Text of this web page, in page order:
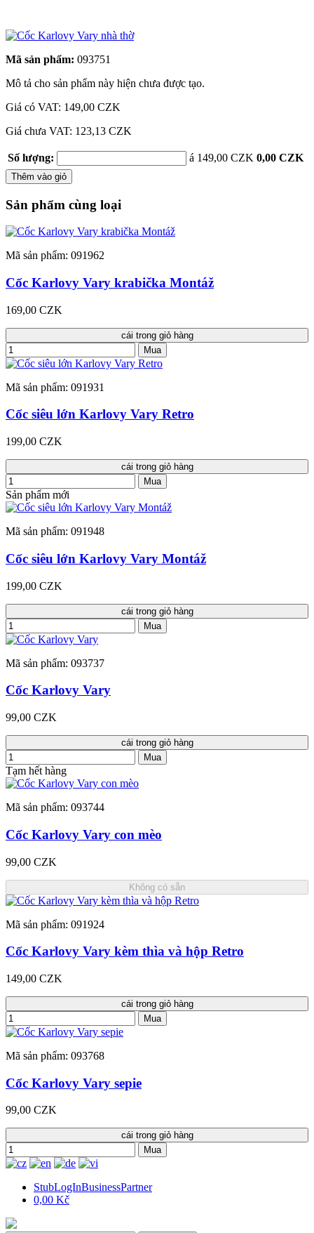
Mã sản phẩm: 093751
Mô tả cho sản phẩm này hiện chưa được tạo.
Giá có VAT: 149,00 CZK
Giá chưa VAT: 123,13 CZK
Số lượng: á 149,00 CZK 0,00 CZK
Thêm vào giỏ
Sản phẩm cùng loại
Mã sản phẩm: 091962
Cốc Karlovy Vary krabička Montáž
169,00 CZK
cái trong giỏ hàng
Mua
Mã sản phẩm: 091931
Cốc siêu lớn Karlovy Vary Retro
199,00 CZK
cái trong giỏ hàng
Mua
Sản phẩm mới
Mã sản phẩm: 091948
Cốc siêu lớn Karlovy Vary Montáž
199,00 CZK
cái trong giỏ hàng
Mua
Mã sản phẩm: 093737
Cốc Karlovy Vary
99,00 CZK
cái trong giỏ hàng
Mua
Tạm hết hàng
Mã sản phẩm: 093744
Cốc Karlovy Vary con mèo
99,00 CZK
Không có sẵn
Mã sản phẩm: 091924
Cốc Karlovy Vary kèm thìa và hộp Retro
149,00 CZK
cái trong giỏ hàng
Mua
Mã sản phẩm: 093768
Cốc Karlovy Vary sepie
99,00 CZK
cái trong giỏ hàng
Mua
StubLogInBusinessPartner
0,00 Kč